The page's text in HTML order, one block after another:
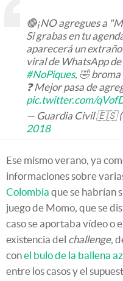
🔴¡NO agregues a
Si grabas en tu
aparecerá un
viral de WhatsApp
#NoPiques, 🤣
❓ Mejor pasa de
pic.twitter.com/
— Guardia Civil 🇪🇸
2018
Ese mismo verano, ya
informaciones sobre
Colombia que se habrían
juego de Momo, que se
caso se aportaba vídeo o
existencia del challenge,
conel bulo de la ballena
entre los casos y el